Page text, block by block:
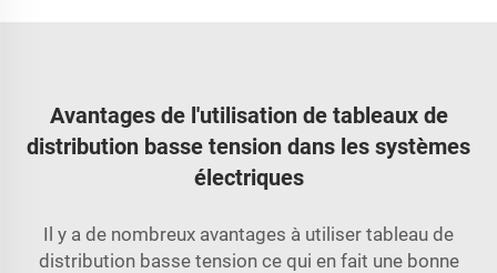
Avantages de l'utilisation de tableaux de
distribution basse tension dans les systèmes
électriques
Il y a de nombreux avantages à utiliser tableau de
distribution basse tension ce qui en fait une bonne